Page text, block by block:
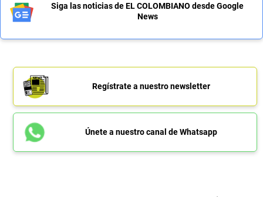
Siga las noticias de EL COLOMBIANO desde Google
News
Regístrate a nuestro newsletter
Únete a nuestro canal de Whatsapp